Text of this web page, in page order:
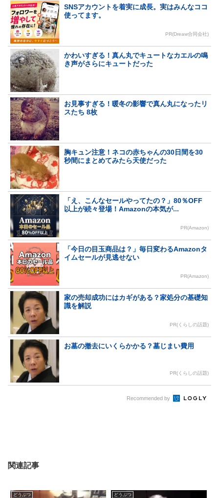
SNSアカウントを着実に成長。実はみんなココ
使ってます。
PR(Dreaw合同会社)
かわいすぎる！真ん丸でキュートなカエルの鳴
き声がさらにキュートだった
お見事すぎる！暖冬の影響で真ん丸になったリ
スたち 8枚
胸キュン注意！ネコの赤ちゃんの30日間を30
秒間にまとめてみたら天使だった
「え、こんなセールやってたの？」80％OFF
以上が続々登場！Amazonの本気が...
PR(Amazon)
「今日の目玉商品は？」毎日変わるAmazonタ
イムセールが見逃せない
PR(Amazon)
家の売却成功にはカギがある？家処分の基礎知
識を解説
PR(くらしの話題)
お墓の撤去にいくらかかる？墓じまい費用
PR(くらしの話題)
Recommended by
関連記事
どうぶつ どうぶつ